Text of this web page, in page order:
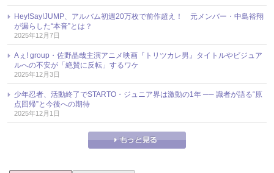
Hey!Say!JUMP、アルバム初週20万枚で前作超え！ 元メンバー・中島裕翔
が漏らした“本音”とは？
2025年12月7日
Aぇ! group・佐野晶哉主演アニメ映画『トリツカレ男』タイトルやビジュア
ルへの不安が「絶賛に反転」するワケ
2025年12月3日
少年忍者、活動終了でSTARTO・ジュニア界は激動の1年 ── 識者が語る“原
点回帰”と今後への期待
2025年12月1日